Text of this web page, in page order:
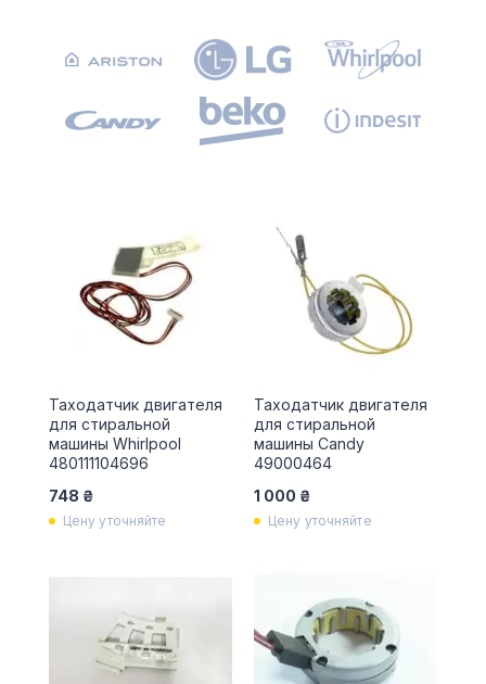
Таходатчик двигателя
для стиральной
машины Whirlpool
480111104696
748 ₴
Цену уточняйте
Таходатчик двигателя
для стиральной
машины Candy
49000464
1 000 ₴
Цену уточняйте